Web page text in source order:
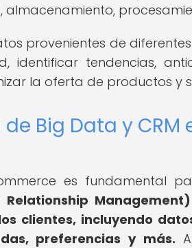
provenientes de
tendencias,
la oferta de productos y
Big Data y CRM
es fundamental
Relationship
clientes, incluyendo
preferencias y más.